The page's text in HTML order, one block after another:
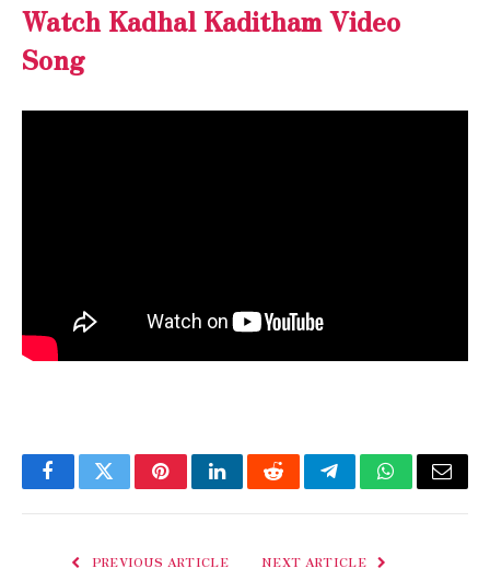
Watch Kadhal Kaditham Video
Song
FacebookTwitterPinterestLinkedInRedditTelegramWhatsApp
Email
PREVIOUS ARTICLE NEXT ARTICLE